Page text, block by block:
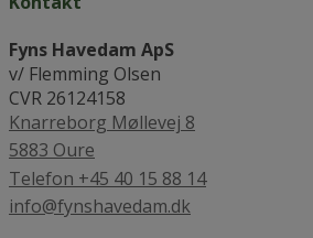
Fyns Havedam ApS
v/ Flemming Olsen
CVR 26124158
Knarreborg Møllevej 8
5883 Oure
Telefon +45 40 15 88 14
info@fynshavedam.dk